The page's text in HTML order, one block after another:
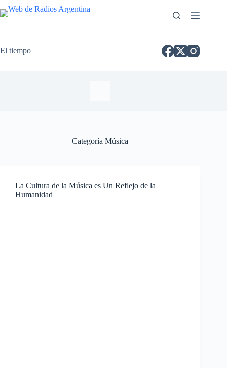
El tiempo
Categoría Música
La Cultura de la Música es Un Reflejo de la
Humanidad